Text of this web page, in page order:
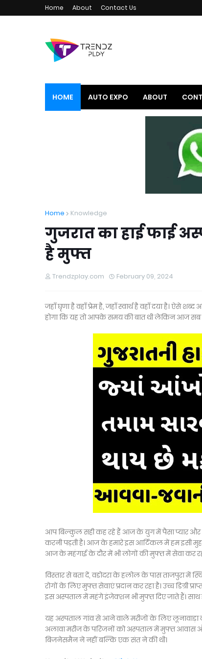
Home About Contact Us
HOME AUTO EXPO ABOUT
Home Knowledge
गुजरात का हाई फाई
है मुफ्त
Trendzplay.com February 09, 2024
जहाँ घृणा है वहाँ प्रेम है, जहाँ स्वार्थ है वहाँ दया है।
होगा कि यह तो आपके समय की बात थी लेकिन आज
आप बिल्कुल सही कह रहे हैं आज के युग में पैसा प्यार और
करनी पड़ती है। आज के हमारे इस आर्टिकल में हम इसी
आज के महंगाई के दौर में भी लोगों की मुफ्त में सेवा कर
विस्तार से बता दें, वडोदरा के हलोल के पास ताजपुरा में
रोगों के लिए मुफ्त सेवाएं प्रदान कर रहा है। उच्च डिग्री
इस अस्पताल में महंगे इंजेक्शन भी मुफ्त दिए जाते हैं। साथ
यह अस्पताल गांव से आने वाले मरीजों के लिए लूनावाड़ा
अलावा मरीज के परिजनों को अस्पताल में मुफ्त आवास
बिजनेसमैन ने नहीं बल्कि एक संत ने की थी।